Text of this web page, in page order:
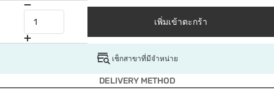
เพิ่มเข้าตะกร้า
เช็กสาขาที่มีจำหน่าย
DELIVERY METHOD